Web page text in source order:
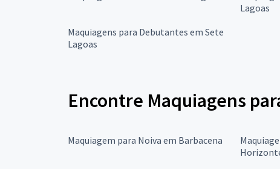
Lagoas
Maquiagens para Debutantes em Sete
Lagoas
Encontre Maquiagens
Maquiagem para Noiva em Barbacena